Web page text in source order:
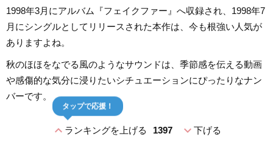
1998年3月にアルバム『フェイクファー』へ収録され、1998年7
月にシングルとしてリリースされた本作は、今も根強い人気が
ありますよね。
秋のほほをなでる風のようなサウンドは、季節感を伝える動画
や感傷的な気分に浸りたいシチュエーションにぴったりなナン
バーです。
expand_lessランキングを上げる 1397
タップで応援！
expand_more下げる